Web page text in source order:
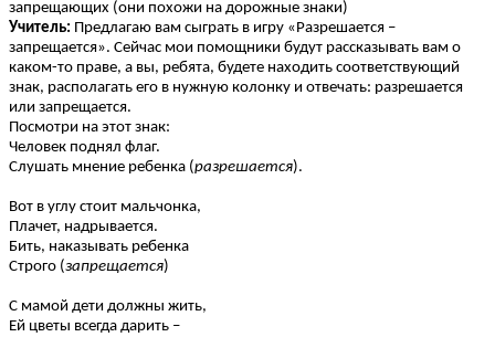
запрещающих (они похожи на дорожные знаки)
Учитель: Предлагаю вам сыграть в игру «Разрешается –
запрещается». Сейчас мои помощники будут рассказывать вам о
каком-то праве, а вы, ребята, будете находить соответствующий
знак, располагать его в нужную колонку и отвечать: разрешается
или запрещается.
Посмотри на этот знак:
Человек поднял флаг.
Слушать мнение ребенка (разрешается).
Вот в углу стоит мальчонка,
Плачет, надрывается.
Бить, наказывать ребенка
Строго (запрещается)
С мамой дети должны жить,
Ей цветы всегда дарить –